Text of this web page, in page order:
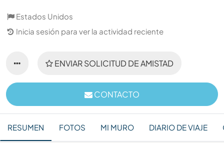
Estados Unidos
Inicia sesión para ver la actividad reciente
ENVIAR SOLICITUD DE AMISTAD
CONTACTO
RESUMEN FOTOS MI MURO DIARIO DE VIAJE